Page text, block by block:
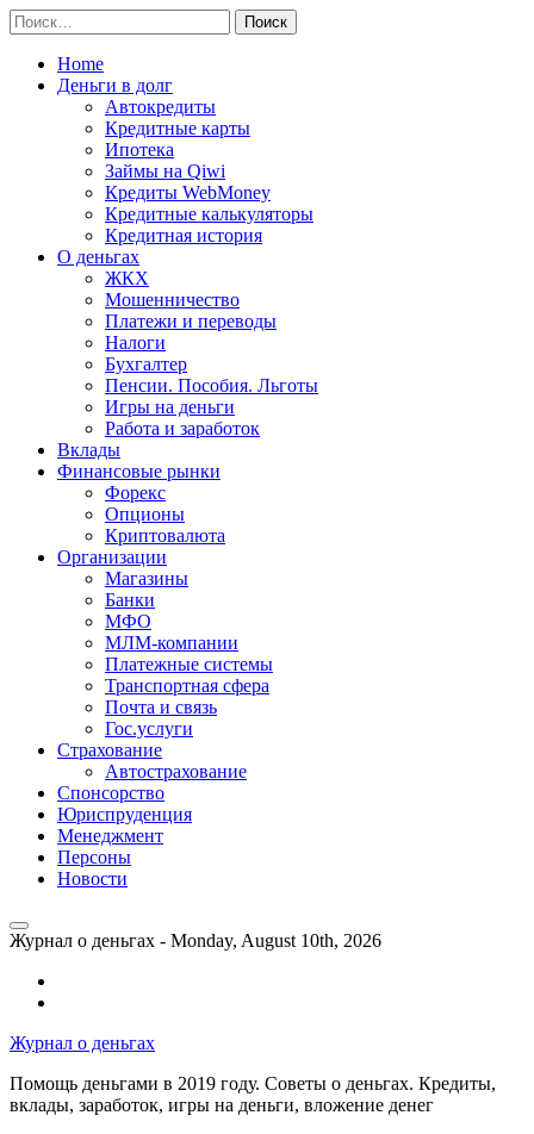
Перейти
к
содержимому
Найти:
Home
Деньги в долг
Автокредиты
Кредитные карты
Ипотека
Займы на Qiwi
Кредиты WebMoney
Кредитные калькуляторы
Кредитная история
О деньгах
ЖКХ
Мошенничество
Платежи и переводы
Налоги
Бухгалтер
Пенсии. Пособия. Льготы
Игры на деньги
Работа и заработок
Вклады
Финансовые рынки
Форекс
Опционы
Криптовалюта
Организации
Магазины
Банки
МФО
МЛМ-компании
Платежные системы
Транспортная сфера
Почта и связь
Гос.услуги
Страхование
Автострахование
Спонсорство
Юриспруденция
Менеджмент
Персоны
Новости
Журнал о деньгах - Monday, August 10th, 2026
банка
24
для
взять
WebMoney?
Журнал о деньгах
Помощь деньгами в 2019 году. Советы о деньгах. Кредиты,
вклады, заработок, игры на деньги, вложение денег